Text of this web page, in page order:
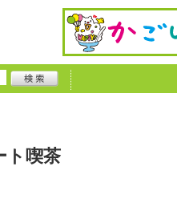
ト喫茶